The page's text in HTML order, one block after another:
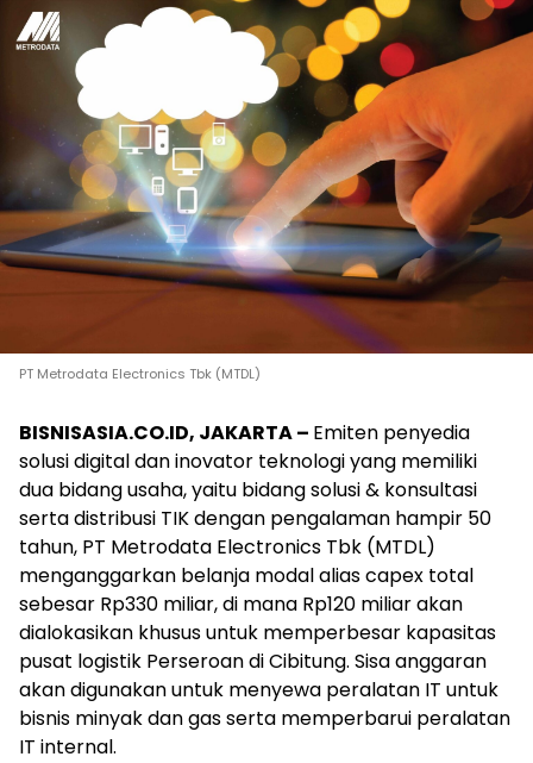
PT Metrodata Electronics Tbk (MTDL)
BISNISASIA.CO.ID, JAKARTA – Emiten penyedia
solusi digital dan inovator teknologi yang memiliki
dua bidang usaha, yaitu bidang solusi & konsultasi
serta distribusi TIK dengan pengalaman hampir 50
tahun, PT Metrodata Electronics Tbk (MTDL)
menganggarkan belanja modal alias capex total
sebesar Rp330 miliar, di mana Rp120 miliar akan
dialokasikan khusus untuk memperbesar kapasitas
pusat logistik Perseroan di Cibitung. Sisa anggaran
akan digunakan untuk menyewa peralatan IT untuk
bisnis minyak dan gas serta memperbarui peralatan
IT internal.